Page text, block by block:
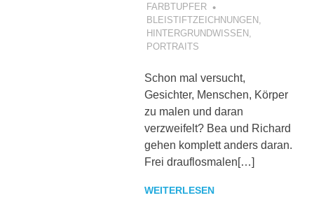
FARBTUPFER
BLEISTIFTZEICHNUNGEN ,
HINTERGRUNDWISSEN ,
PORTRAITS
Schon mal versucht,
Gesichter, Menschen, Körper
zu malen und daran
verzweifelt? Bea und Richard
gehen komplett anders daran.
Frei drauflosmalen[…]
WEITERLESEN